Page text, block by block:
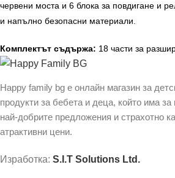
червени моста и 6 блока за повдигане и
и напълно безопасни материали.
Комплектът съдържа: 18 части за
Happy family bg е онлайн магазин за
продукти за бебета и деца, който има
най-добрите предложения и страхотно
атрактивни цени.
Изработка: S.I.T Solutions Ltd.